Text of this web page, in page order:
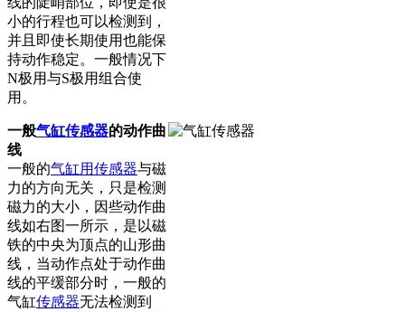
小的行程也可以检测到，
并且即使长期使用也能保
持动作稳定。一般情况下
N极用与S极用组合使
用。
一般气缸传感器的动作曲
线
一般的气缸用传感器与磁
力的方向无关，只是检测
磁力的大小，因些动作曲
线如右图一所示，是以磁
铁的中央为顶点的山形曲
线，当动作点处于动作曲
线的平缓部分时，一般的
气缸传感器无法检测到